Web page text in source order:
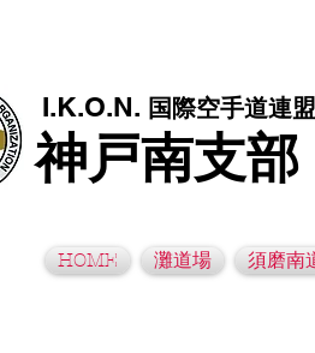
I.K.O.N. 国際空手道連
神戸南支
HOME 灘道場 須磨南